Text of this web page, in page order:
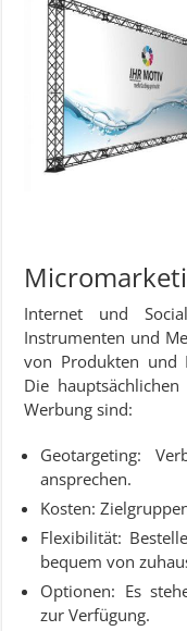
Internet und
Instrumenten und
von Produkten und
Die
Werbung sind:
Geotargeting:
ansprechen.
Kosten:
Flexibilität:
bequem von
Optionen: Es
zur Verfügung.